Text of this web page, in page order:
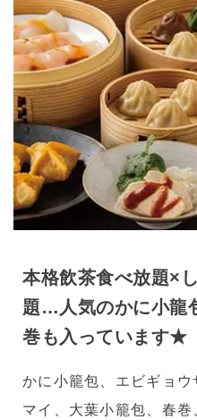
本格飲茶食べ放題×
題…人気のかに小龍
巻も入っています★
かに小籠包、エビギョ
マイ、大葉小籠包、春